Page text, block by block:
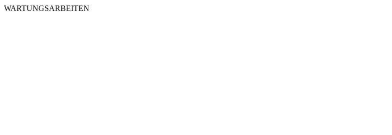
WARTUNGSARBEITEN